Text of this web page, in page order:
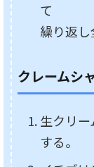
て
繰り返し
クレームシ
生クリ
する。